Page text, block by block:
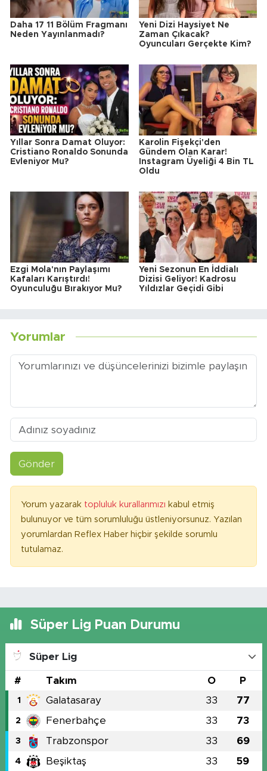
Daha 17 11 Bölüm Fragmanı
Neden Yayınlanmadı?
Yeni Dizi Haysiyet Ne
Zaman Çıkacak?
Oyuncuları Gerçekte Kim?
Yıllar Sonra Damat Oluyor:
Cristiano Ronaldo Sonunda
Evleniyor Mu?
Karolin Fişekçi'den
Gündem Olan Karar!
Instagram Üyeliği 4 Bin TL
Oldu
Ezgi Mola'nın Paylaşımı
Kafaları Karıştırdı!
Oyunculuğu Bırakıyor Mu?
Yeni Sezonun En İddialı
Dizisi Geliyor! Kadrosu
Yıldızlar Geçidi Gibi
Yorumlar
Gönder
Yorum yazarak topluluk kurallarımızı kabul etmiş
bulunuyor ve tüm sorumluluğu üstleniyorsunuz. Yazılan
yorumlardan Reflex Haber hiçbir şekilde sorumlu
tutulamaz.
Süper Lig Puan Durumu
Süper Lig
# Takım O P
1 Galatasaray 33 77
2 Fenerbahçe 33 73
3 Trabzonspor 33 69
4 Beşiktaş 33 59